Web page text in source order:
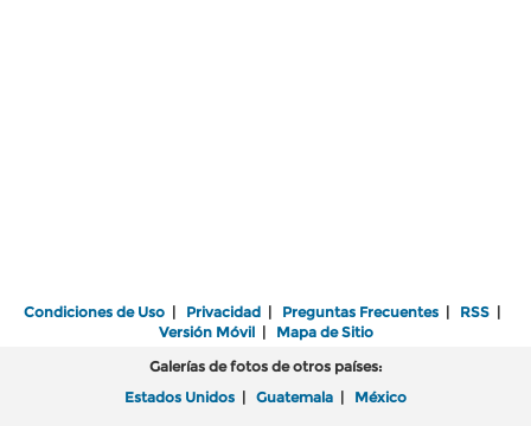
Condiciones de Uso | Privacidad | Preguntas Frecuentes | RSS |
Versión Móvil| Mapa de Sitio
Galerías de fotos de otros países:
Estados Unidos | Guatemala | México